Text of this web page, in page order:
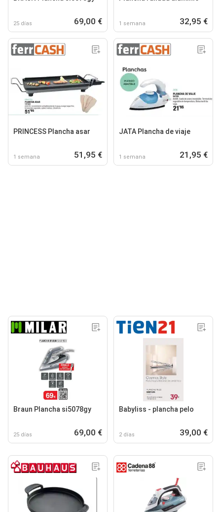
25 días 69,00 € 1 semana 32,95 €
PRINCESS Plancha asar
1 semana 51,95 €
JATA Plancha de viaje
1 semana 21,95 €
Braun Plancha si5078gy
25 días 69,00 €
Babyliss - plancha pelo
2 días 39,00 €